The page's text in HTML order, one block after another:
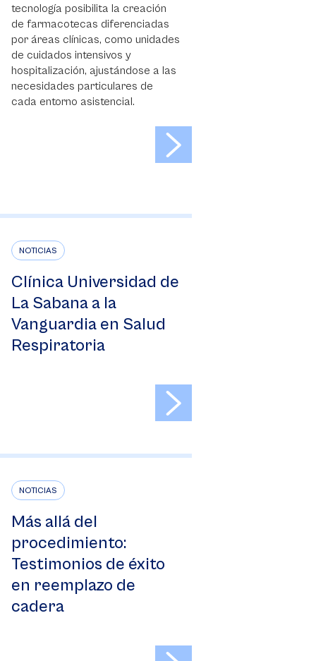
tecnología posibilita la creación
de farmacotecas diferenciadas
por áreas clínicas, como unidades
de cuidados intensivos y
hospitalización, ajustándose a las
necesidades particulares de
cada entorno asistencial.
NOTICIAS
Clínica Universidad de
La Sabana a la
Vanguardia en Salud
Respiratoria
NOTICIAS
Más allá del
procedimiento:
Testimonios de éxito
en reemplazo de
cadera